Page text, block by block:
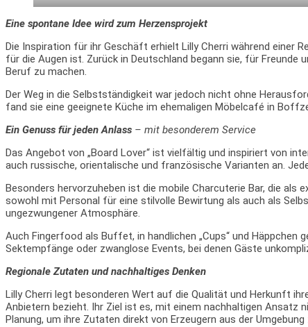
Eine spontane Idee wird zum Herzensprojekt
Die Inspiration für ihr Geschäft erhielt Lilly Cherri während einer
für die Augen ist. Zurück in Deutschland begann sie, für
Beruf zu machen.
Der Weg in die Selbstständigkeit war jedoch nicht ohne
fand sie eine geeignete Küche im ehemaligen Möbelcafé in
Ein Genuss für jeden Anlass – mit besonderem Service
Das Angebot von „Board Lover“ ist vielfältig und inspiriert von
auch russische, orientalische und französische Varianten an.
Besonders hervorzuheben ist die mobile Charcuterie Bar, die als
sowohl mit Personal für eine stilvolle Bewirtung als auch als
ungezwungener Atmosphäre.
Auch Fingerfood als Buffet, in handlichen „Cups“ und Häppchen
Sektempfänge oder zwanglose Events, bei denen Gäste
Regionale Zutaten und nachhaltiges Denken
Lilly Cherri legt besonderen Wert auf die Qualität und Herkunft
Anbietern bezieht. Ihr Ziel ist es, mit einem nachhaltigen Ansatz
Planung, um ihre Zutaten direkt von Erzeugern aus der Umgebung